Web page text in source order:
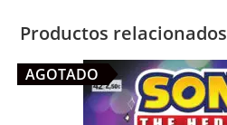
Productos relacionados
AGOTADO